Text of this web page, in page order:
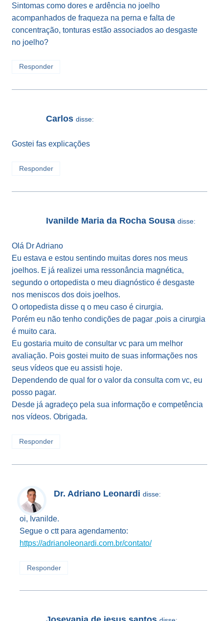
Sintomas como dores e ardência no joelho
acompanhados de fraqueza na perna e falta de
concentração, tonturas estão associados ao desgaste
no joelho?
Responder
Carlos disse:
Gostei fas explicações
Responder
Ivanilde Maria da Rocha Sousa disse:
Olá Dr Adriano
Eu estava e estou sentindo muitas dores nos meus
joelhos. E já realizei uma ressonância magnética,
segundo o ortopedista o meu diagnóstico é desgaste
nos meniscos dos dois joelhos.
O ortopedista disse q o meu caso é cirurgia.
Porém eu não tenho condições de pagar ,pois a cirurgia
é muito cara.
Eu gostaria muito de consultar vc para um melhor
avaliação. Pois gostei muito de suas informações nos
seus vídeos que eu assisti hoje.
Dependendo de qual for o valor da consulta com vc, eu
posso pagar.
Desde já agradeço pela sua informaçõo e competência
nos vídeos. Obrigada.
Responder
Dr. Adriano Leonardi disse:
oi, Ivanilde.
Segue o ctt para agendamento:
https://adrianoleonardi.com.br/contato/
Responder